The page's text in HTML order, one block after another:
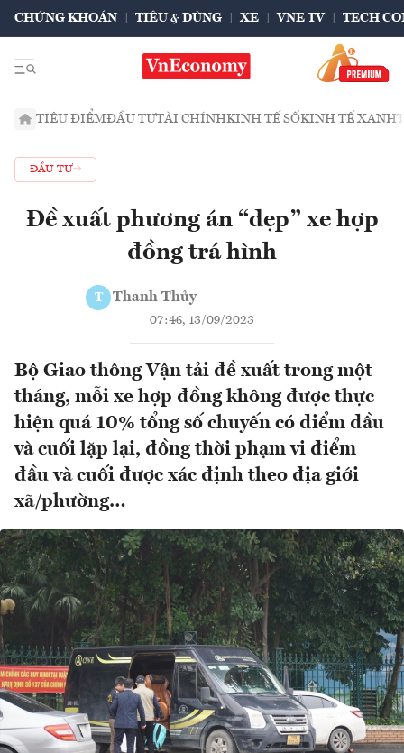
CHỨNG KHOÁN TIÊU & DÙNG XE VNE TV TECH
TIÊU ĐIỂMĐẦU TƯTÀI CHÍNHKINH TẾ SỐKINH TẾ XANH
ĐẦU TƯ
Đề xuất phương án “dẹp” xe hợp
đồng trá hình
T Thanh Thủy
07:46, 13/09/2023
Bộ Giao thông Vận tải đề xuất trong một
tháng, mỗi xe hợp đồng không được thực
hiện quá 10% tổng số chuyến có điểm đầu
và cuối lặp lại, đồng thời phạm vi điểm
đầu và cuối được xác định theo địa giới
xã/phường…